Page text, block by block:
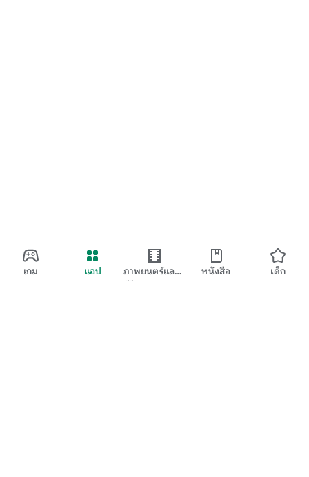
เกม แอป
ภาพยนตร์และ
ทีวี
หนังสือ เด็ก